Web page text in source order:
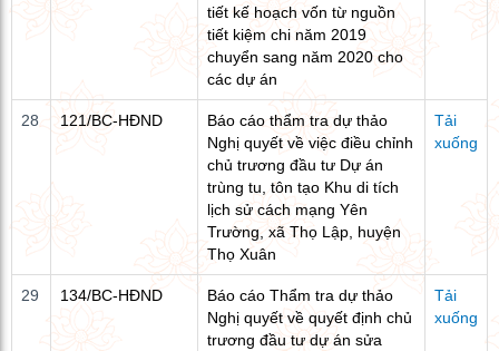
tiết kế hoạch vốn từ nguồn
tiết kiệm chi năm 2019
chuyển sang năm 2020 cho
các dự án
28 121/BC-HĐND
Báo cáo thẩm tra dự thảo
Nghị quyết về việc điều chỉnh
chủ trương đầu tư Dự án
trùng tu, tôn tạo Khu di tích
lịch sử cách mạng Yên
Trường, xã Thọ Lập, huyện
Thọ Xuân
Tải
xuống
29 134/BC-HĐND
Báo cáo Thẩm tra dự thảo
Nghị quyết về quyết định chủ
trương đầu tư dự án sửa
Tải
xuống